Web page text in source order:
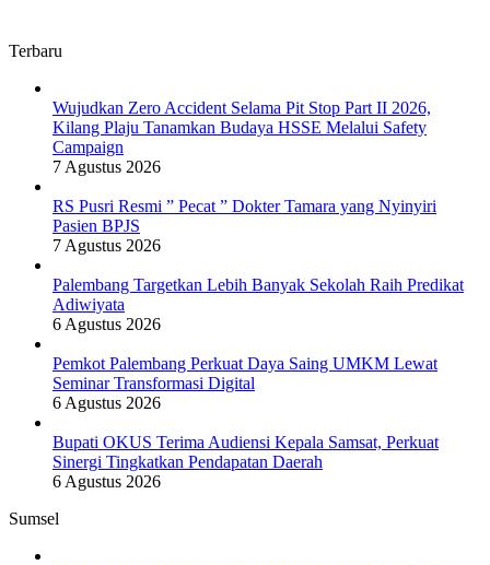
Terbaru
Wujudkan Zero Accident Selama Pit Stop Part II 2026,
Kilang Plaju Tanamkan Budaya HSSE Melalui Safety
Campaign
7 Agustus 2026
RS Pusri Resmi ” Pecat ” Dokter Tamara yang Nyinyiri
Pasien BPJS
7 Agustus 2026
Palembang Targetkan Lebih Banyak Sekolah Raih Predikat
Adiwiyata
6 Agustus 2026
Pemkot Palembang Perkuat Daya Saing UMKM Lewat
Seminar Transformasi Digital
6 Agustus 2026
Bupati OKUS Terima Audiensi Kepala Samsat, Perkuat
Sinergi Tingkatkan Pendapatan Daerah
6 Agustus 2026
Sumsel